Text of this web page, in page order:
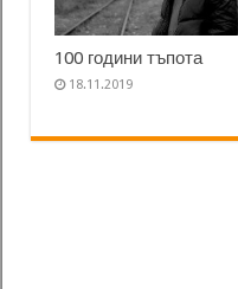
100 години тъпота
18.11.2019